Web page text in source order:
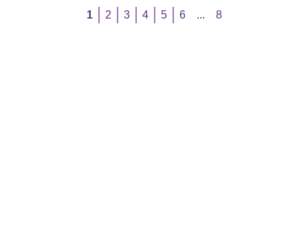
1 2 3 4 5 6 ... 8